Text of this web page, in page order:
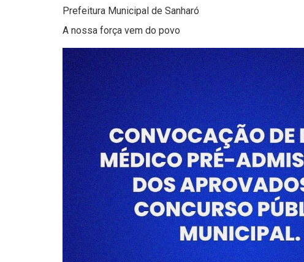
Prefeitura Municipal de Sanharó
A nossa força vem do povo